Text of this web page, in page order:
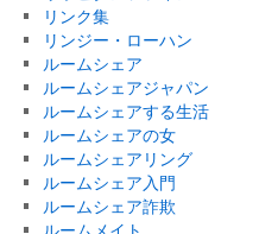
リンク集
リンジー・ローハン
ルームシェア
ルームシェアジャパン
ルームシェアする生活
ルームシェアの女
ルームシェアリング
ルームシェア入門
ルームシェア詐欺